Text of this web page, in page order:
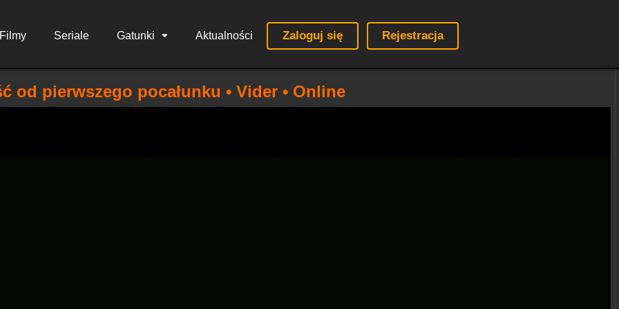
Seriale Gatunki Aktualności Zaloguj się Rejestracja
od pierwszego pocałunku • Vider • Online